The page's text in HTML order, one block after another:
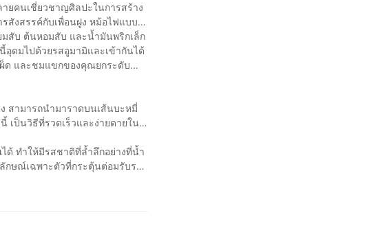
ยคนเชี่ยวชาญศิลปะในการสร้าง
สังสรรค์กับเพื่อนฝูง หม้อไฟแบบ
สับ ต้นหอมสับ และน้ำมันพริกเล็ก
อุดมไปด้วยรสอูมามิและเข้ากันได้
ด และชมแขกของคุณยกระดับ
สามารถนำมาราดบนเส้นบะหมี่
เป็นวิธีที่รวดเร็วและง่ายดายใน
ด้ ทำให้มีรสชาติที่ล้ำลึกอย่างที่น้ำ
กษณ์เฉพาะตัวที่กระตุ้นต่อมรับรส